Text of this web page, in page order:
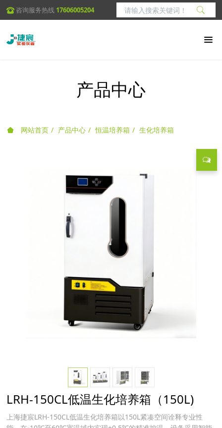
咨询服务热线 17606005204
产品中心
网站首页 产品中心 恒温培养箱 生化培养箱
LRH-150CL低温生化培养箱（150L)
上海捷宸LRH-150CL低温生化培养箱以150L紧凑空间诠释专业性